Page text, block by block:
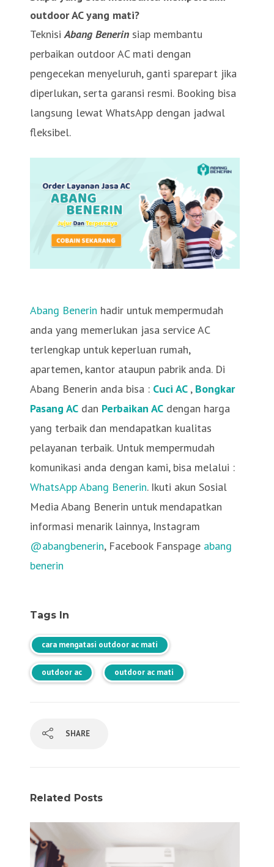
outdoor AC yang mati?
TeknisiAbang Benerin siap membantu
perbaikan outdoor AC mati dengan
pengecekan menyeluruh, ganti sparepart jika
diperlukan, serta garansi resmi. Booking bisa
langsung lewat WhatsApp dengan jadwal
fleksibel.
Abang Benerin hadir untuk mempermudah
anda yang memerlukan jasa service AC
terlengkap untuk keperluan rumah,
apartemen, kantor ataupun pabrik anda. Di
Abang Benerin anda bisa : Cuci AC , Bongkar
Pasang AC dan Perbaikan AC dengan harga
yang terbaik dan mendapatkan kualitas
pelayanan terbaik. Untuk mempermudah
komunikasi anda dengan kami, bisa melalui :
WhatsApp Abang Benerin. Ikuti akun Sosial
Media Abang Benerin untuk mendapatkan
informasi menarik lainnya, Instagram
@abangbenerin, Facebook Fanspage abang
benerin
Tags In
cara mengatasi outdoor ac mati
outdoor ac outdoor ac mati
SHARE
Related Posts